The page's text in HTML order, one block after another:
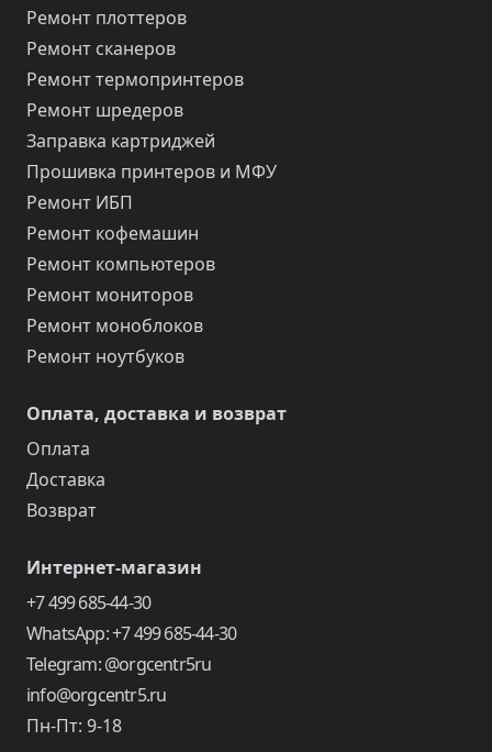
Ремонт плоттеров
Ремонт сканеров
Ремонт термопринтеров
Ремонт шредеров
Заправка картриджей
Прошивка принтеров и МФУ
Ремонт ИБП
Ремонт кофемашин
Ремонт компьютеров
Ремонт мониторов
Ремонт моноблоков
Ремонт ноутбуков
Оплата, доставка и возврат
Оплата
Доставка
Возврат
Интернет-магазин
+7 499 685-44-30
WhatsApp: +7 499 685-44-30
Telegram: @orgcentr5ru
info@orgcentr5.ru
Пн-Пт: 9-18